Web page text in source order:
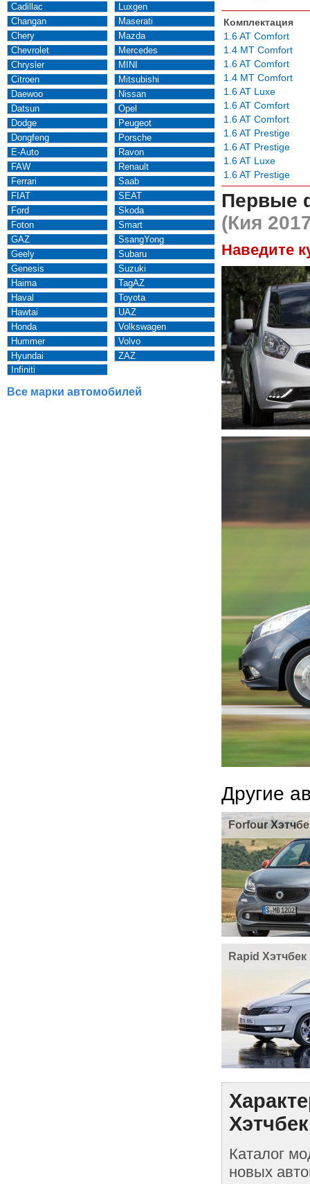
Cadillac
Changan
Chery
Chevrolet
Chrysler
Citroen
Daewoo
Datsun
Dodge
Dongfeng
E-Auto
FAW
Ferrari
FIAT
Ford
Foton
GAZ
Geely
Genesis
Haima
Haval
Hawtai
Honda
Hummer
Hyundai
Infiniti
Luxgen
Maserati
Mazda
Mercedes
MINI
Mitsubishi
Nissan
Opel
Peugeot
Porsche
Ravon
Renault
Saab
SEAT
Skoda
Smart
SsangYong
Subaru
Suzuki
TagAZ
Toyota
UAZ
Volkswagen
Volvo
ZAZ
Все марки автомобилей
Комплектация
1.6 AT Comfort
1.4 MT Comfort
1.6 AT Comfort
1.4 MT Comfort
1.6 AT Luxe
1.6 AT Comfort
1.6 AT Comfort
1.6 AT Prestige
1.6 AT Prestige
1.6 AT Luxe
1.6 AT Prestige
Первые
(Кия
Наведите
Другие
Forfour
Rapid Хэтчбек
Каталог
новых